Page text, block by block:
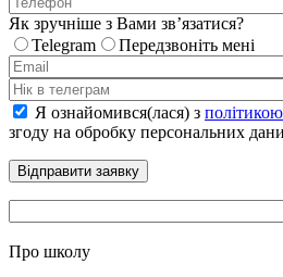
Як зручніше з Вами звʼязатися?
Telegram
Передзвоніть мені
Я ознайомився(лася) з
згоду на обробку персональних
Про школу